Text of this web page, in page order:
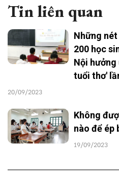
Tin liên quan
Những
200 học
Nội
tuổi thơ'
20/09/2023
Không
nào để ép
19/09/2023